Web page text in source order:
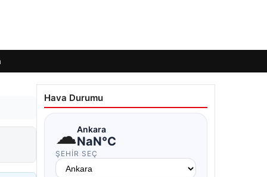
Hava Durumu
☁Ankara
NaN°C
ŞEHIR SEÇ